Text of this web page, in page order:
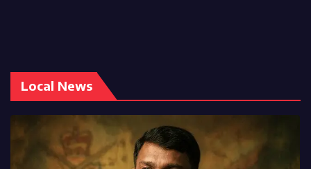
Local News